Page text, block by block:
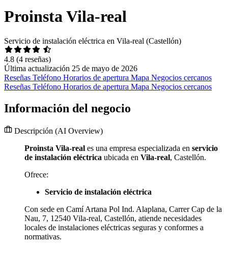
Proinsta Vila-real
Servicio de instalación eléctrica en Vila-real (Castellón)
4.8 (4 reseñas)
Última actualización 25 de mayo de 2026
Reseñas Teléfono Horarios de apertura Mapa Negocios cercanos
Reseñas Teléfono Horarios de apertura Mapa Negocios cercanos
Información del negocio
Descripción (AI Overview)
Proinsta Vila-real es una empresa especializada en servicio
de instalación eléctrica ubicada en Vila-real, Castellón.
Ofrece:
Servicio de instalación eléctrica
Con sede en Camí Artana Pol Ind. Alaplana, Carrer Cap de la
Nau, 7, 12540 Vila-real, Castellón, atiende necesidades
locales de instalaciones eléctricas seguras y conformes a
normativas.